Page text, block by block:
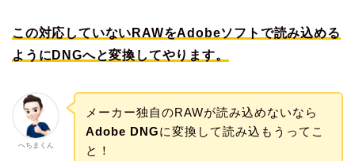
この対応していないRAWをAdobeソフトで読み込める
ようにDNGへと変換してやります。
へちまくん
メーカー独自のRAWが読み込めないなら
Adobe DNGに変換して読み込もうってこ
と！